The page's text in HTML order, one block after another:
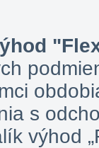
s
výhod